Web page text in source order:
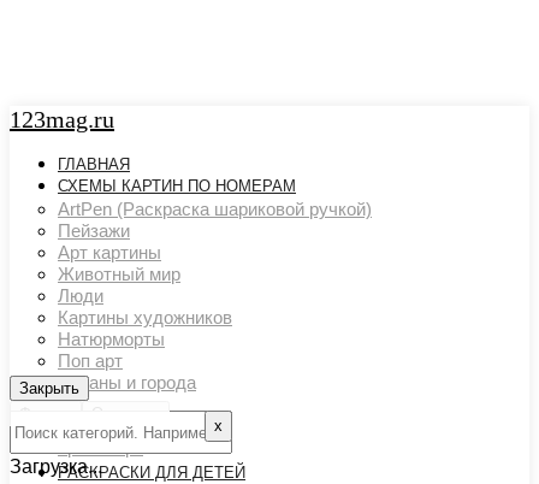
123mag.ru
ГЛАВНАЯ
СХЕМЫ КАРТИН ПО НОМЕРАМ
ArtPen (Раскраска шариковой ручкой)
Пейзажи
Арт картины
Животный мир
Люди
Картины художников
Натюрморты
Поп арт
Страны и города
Ню арт
Цветовой акцент
Транспорт
РАСКРАСКИ ДЛЯ ДЕТЕЙ
Закрыть
Фильтр
Очистить
Закрыть
х
Загрузка...